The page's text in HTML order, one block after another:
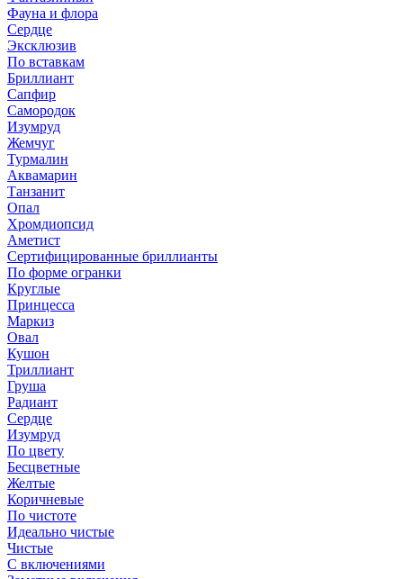
Фауна и флора
Сердце
Эксклюзив
По вставкам
Бриллиант
Сапфир
Самородок
Изумруд
Жемчуг
Турмалин
Аквамарин
Танзанит
Опал
Хромдиопсид
Аметист
Сертифицированные бриллианты
По форме огранки
Круглые
Принцесса
Маркиз
Овал
Кушон
Триллиант
Груша
Радиант
Сердце
Изумруд
По цвету
Бесцветные
Желтые
Коричневые
По чистоте
Идеально чистые
Чистые
С включениями